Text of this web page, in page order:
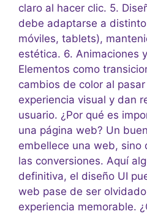
claro al hacer clic. 5.
debe adaptarse a
móviles, tablets),
estética. 6. Animaciones
Elementos como
cambios de color al
experiencia visual y dan
usuario. ¿Por qué es
una página web? Un
embellece una web, sino
las conversiones. Aquí
definitiva, el diseño UI
web pase de ser
experiencia memorable.